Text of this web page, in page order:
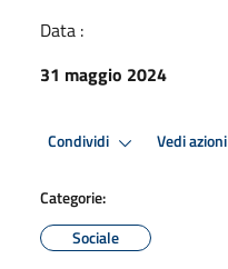
Data :
31 maggio 2024
Condividi Vedi azioni
Categorie:
Sociale